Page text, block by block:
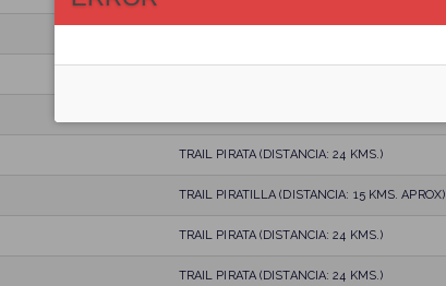
TRAIL PIRATA (DISTANCIA: 24 KMS.)
TRAIL PIRATILLA (DISTANCIA: 15 KMS. APROX)
TRAIL PIRATA (DISTANCIA: 24 KMS.)
TRAIL PIRATA (DISTANCIA: 24 KMS.)